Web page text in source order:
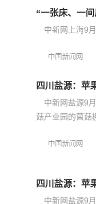
“一张床、一
中新网上海9
中国新闻网
四川盐源：苹
中新网盐源9
菇产业园的菌菇
中国新闻网
四川盐源：苹
中新网盐源9